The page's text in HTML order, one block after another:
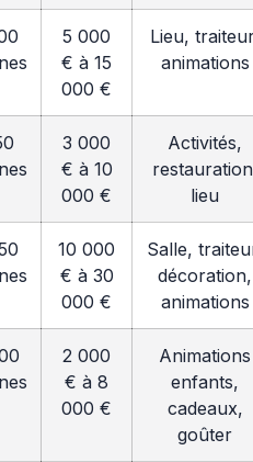
5 000
€ à 15
000 €
Lieu,
animations
3 000
€ à 10
000 €
Activités,
lieu
10 000
€ à 30
000 €
Salle,
décoration,
animations
2 000
€ à 8
000 €
Animations
enfants,
cadeaux,
goûter